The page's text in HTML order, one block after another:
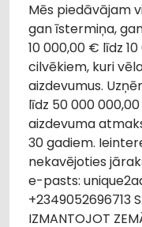
Mēs piedāvājam
gan īstermiņa,
10 000,00 € līdz
cilvēkiem, kuri
aizdevumus.
līdz 50 000
aizdevuma
30 gadiem.
nekavējoties
e-pasts:
+2349052696713
IZMANTOJOT